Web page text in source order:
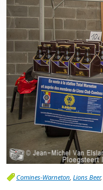
Comines-Warneton Lions Beer,